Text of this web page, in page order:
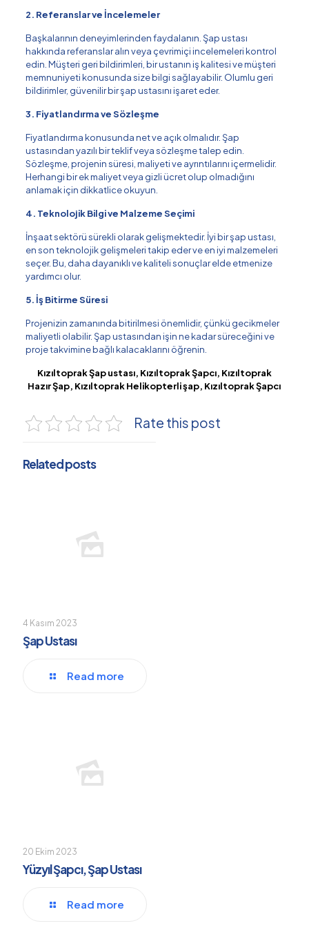
2. Referanslar ve İncelemeler
Başkalarının deneyimlerinden faydalanın. Şap ustası
hakkında referanslar alın veya çevrimiçi incelemeleri kontrol
edin. Müşteri geri bildirimleri, bir ustanın iş kalitesi ve müşteri
memnuniyeti konusunda size bilgi sağlayabilir. Olumlu geri
bildirimler, güvenilir bir şap ustasını işaret eder.
3. Fiyatlandırma ve Sözleşme
Fiyatlandırma konusunda net ve açık olmalıdır. Şap
ustasından yazılı bir teklif veya sözleşme talep edin.
Sözleşme, projenin süresi, maliyeti ve ayrıntılarını içermelidir.
Herhangi bir ek maliyet veya gizli ücret olup olmadığını
anlamak için dikkatlice okuyun.
4. Teknolojik Bilgi ve Malzeme Seçimi
İnşaat sektörü sürekli olarak gelişmektedir. İyi bir şap ustası,
en son teknolojik gelişmeleri takip eder ve en iyi malzemeleri
seçer. Bu, daha dayanıklı ve kaliteli sonuçlar elde etmenize
yardımcı olur.
5. İş Bitirme Süresi
Projenizin zamanında bitirilmesi önemlidir, çünkü gecikmeler
maliyetli olabilir. Şap ustasından işin ne kadar süreceğini ve
proje takvimine bağlı kalacaklarını öğrenin.
Kızıltoprak Şap ustası, Kızıltoprak Şapcı, Kızıltoprak
Hazır Şap, Kızıltoprak Helikopterli şap, Kızıltoprak Şapcı
Rate this post
Related posts
4 Kasım 2023
Şap Ustası
Read more
20 Ekim 2023
Yüzyıl Şapcı, Şap Ustası
Read more